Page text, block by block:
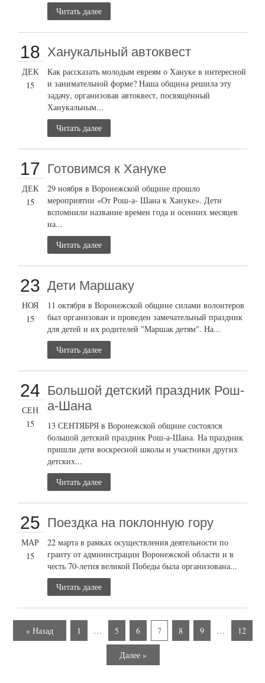
Читать далее
18
ДЕК
15
Ханукальный автоквест
Как рассказать молодым евреям о Хануке в интересной
и занимательной форме? Наша община решила эту
задачу, организовав автоквест, посвящённый
Ханукальным...
Читать далее
17
ДЕК
15
Готовимся к Хануке
29 ноября в Воронежской общине прошло
мероприятии «От Рош-а- Шана к Хануке». Дети
вспомнили название времен года и осенних месяцев
на...
Читать далее
23
НОЯ
15
Дети Маршаку
11 октября в Воронежской общине силами волонтеров
был организован и проведен замечательный праздник
для детей и их родителей "Маршак детям". На...
Читать далее
24
СЕН
15
Большой детский праздник Рош-
а-Шана
13 СЕНТЯБРЯ в Воронежской общине состоялся
большой детский праздник Рош-а-Шана. На праздник
пришли дети воскресной школы и участники других
детских...
Читать далее
25
МАР
15
Поездка на поклонную гору
22 марта в рамках осуществления деятельности по
гранту от администрации Воронежской области и в
честь 70-летия великой Победы была организована...
Читать далее
« Назад 1 … 5 6 7 8 9 … 12
Далее »